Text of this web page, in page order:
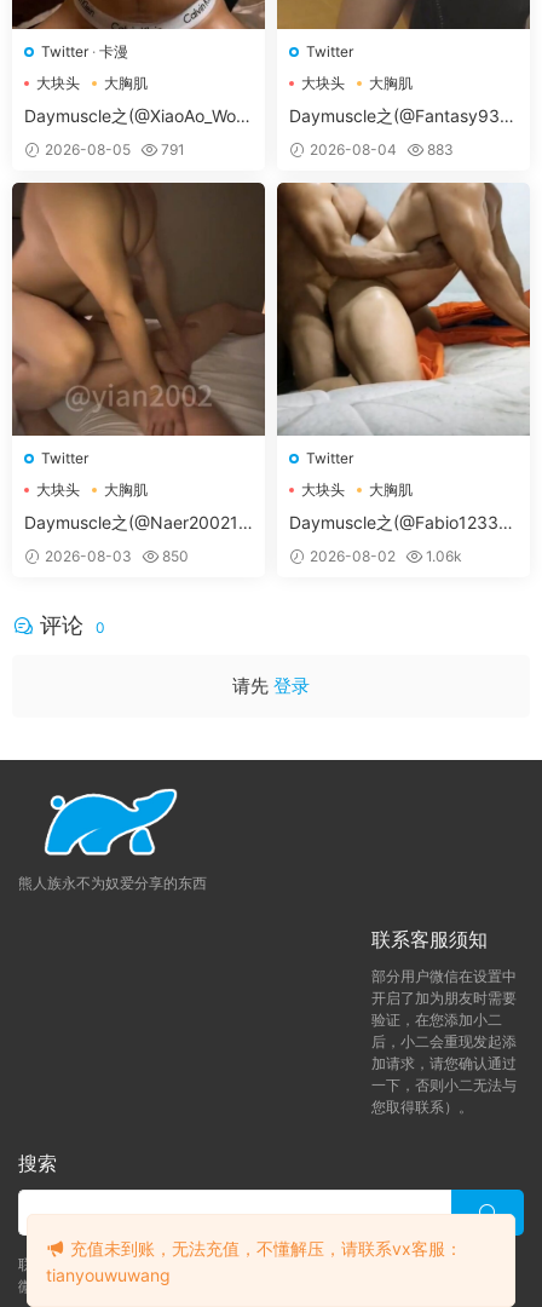
常见问题解决方案
本网站为一次付费全站免费模式。
♥无法获取邮箱验证码： 如修改密码时无法收到邮箱
留言。
后未获得卡号卡密：
会员与密码获取教程：不知如何使用密码和如何获取
会员账号可查看本教程
视频显示失败，刷新下页面即可。
♥解压方法：
载时，请务必全部下载下来后解压第一个压缩包即
请在获取会员后，依次点击「立即下
载」-然后「点击下载」下方有一段文字，请认真阅
压缩包使用了最新的
RAR4和Z7压缩
这款软件压缩的。如
果你无法解压可以尝试使用这个软件解压。Mac电脑
能，如依然无法解压请重新下载。
解压后视频无法播放：部分视频使用H256格式压
缩，请下载支持H256格式播放器
这里小编给大家准备了一些好用的软件工具，你们可
Twitter· 卡漫
大块头
大胸肌
大胸肌肉男
Daymuscle之(@XiaoAo_Worl
d-@XiaoAo.art）
2026-08-05 791
Twitter
大块头
大胸肌
大胸肌肉男
Daymuscle之(@Fantasy938
15579-@孔控Kong）
2026-08-04 883
Twitter
大块头
大胸肌
大胸肌肉男
Daymuscle之(@Naer20021-
@纳尔）
2026-08-03 850
Twitter
大块头
大胸肌
大胸肌肉男
Daymuscle之(@Fabio12333-
@辛叔是个G）
2026-08-02 1.06k
评论 0
请先 登录
熊人族永不为奴爱分享的东西
联系客服须知
部分用户微信在设置中
开启了加为朋友时需要
验证，在您添加小二
后，小二会重现发起添
加请求，请您确认通过
一下，否则小二无法与
您取得联系）。
搜索
联系客服 (添加后告诉客服-来自熊人族咨询问题)
微信客服（tianyouwuwang）
充值未到账，无法充值，不懂解压，请联系vx客服：
tianyouwuwang